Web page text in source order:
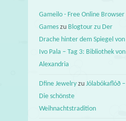
Gameilo - Free Online Browser
Games zu Blogtour zu Der
Drache hinter dem Spiegel von
Ivo Pala – Tag 3: Bibliothek von
Alexandria
Dfine Jewelry zuJólabókaflóð –
Die schönste
Weihnachtstradition